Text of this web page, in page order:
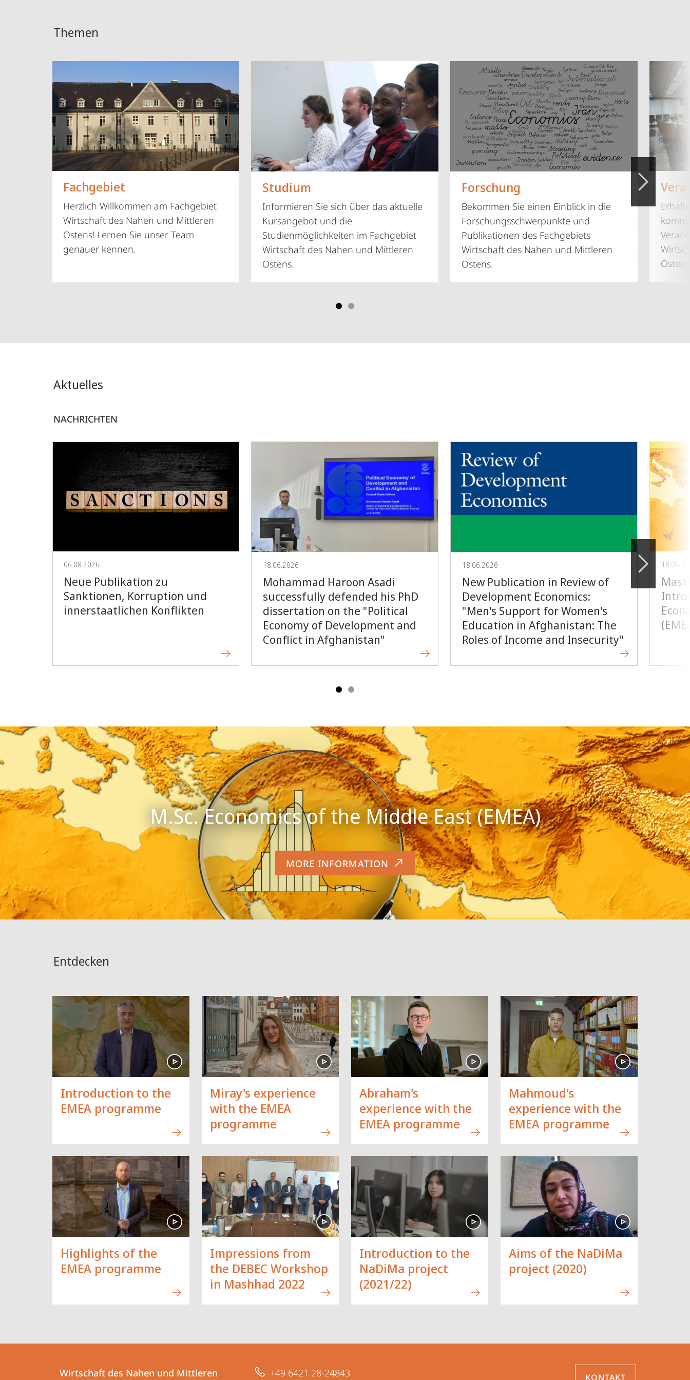
Themen
Fachgebiet
Herzlich Willkommen am Fachgebiet
Wirtschaft des Nahen und Mittleren
Ostens! Lernen Sie unser Team
genauer kennen.
Studium
Informieren Sie sich über das aktuelle
Kursangebot und die
Studienmöglichkeiten im Fachgebiet
Wirtschaft des Nahen und Mittleren
Ostens.
Forschung
Bekommen Sie einen Einblick in die
Forschungsschwerpunkte und
Publikationen des Fachgebiets
Wirtschaft des Nahen und Mittleren
Ostens.
Vorblättern
Aktuelles
NACHRICHTEN
06.08.2026
Neue Publikation zu
Sanktionen, Korruption und
innerstaatlichen Konflikten
18.06.2026
Mohammad Haroon Asadi
successfully defended his PhD
dissertation on the "Political
Economy of Development and
Conflict in Afghanistan"
18.06.2026
New Publication in Review of
Development Economics:
"Men's Support for Women's
Education in Afghanistan: The
Roles of Income and Insecurity"
M.Sc. Economics of the Middle East (EMEA)
MORE INFORMATION
Entdecken
Introduction to the
EMEA programme
Miray's experience
with the EMEA
programme
Abraham's
experience with the
EMEA programme
Mahmoud's
experience with the
EMEA programme
Highlights of the
EMEA programme
Impressions from
the DEBEC Workshop
in Mashhad 2022
Introduction to the
NaDiMa project
(2021/22)
Aims of the NaDiMa
project (2020)
Kontaktinformationen
Wirtschaft des Nahen und Mittleren +49 6421 28-24843 KONTAKT